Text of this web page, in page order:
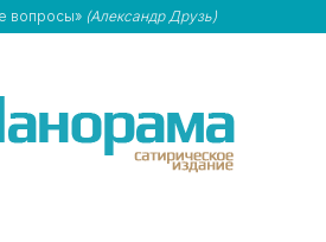
вопросы» (Александр Друзь)